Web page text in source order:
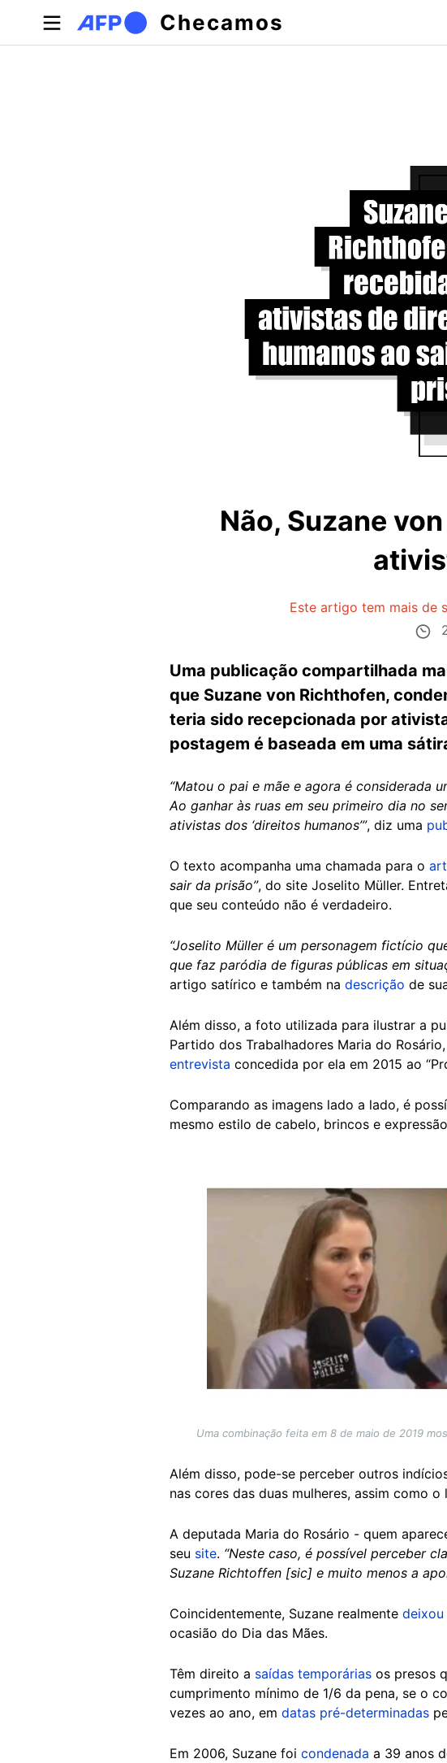
Pular para o conteúdo principal
Checamos
Abas primárias
Não, Suzane
Este artigo tem mais de
Uma publicação compartilhada
que Suzane von Richthofen,
teria sido recepcionada por
postagem é baseada em uma
“Matou o pai e mãe e agora é considerada
Ao ganhar às ruas em seu primeiro dia no
ativistas dos ‘direitos humanos’”, diz uma
O texto acompanha uma chamada para o
sair da prisão”, do site Joselito Müller.
que seu conteúdo não é verdadeiro.
“Joselito Müller é um personagem fictício
que faz paródia de figuras públicas em
artigo satírico e também na descrição de
Além disso, a foto utilizada para ilustrar a
Partido dos Trabalhadores Maria do
entrevista concedida por ela em 2015 ao
Comparando as imagens lado a lado, é
mesmo estilo de cabelo, brincos e
Image
Uma combinação feita em 8 de maio de 2019
Além disso, pode-se perceber outros
nas cores das duas mulheres, assim como
A deputada Maria do Rosário - quem
seu site. “Neste caso, é possível perceber
Suzane Richtoffen [sic] e muito menos a
Coincidentemente, Suzane realmente deixou
ocasião do Dia das Mães.
Têm direito a saídas temporárias os presos
cumprimento mínimo de 1/6 da pena, se o
vezes ao ano, em datas pré-determinadas
Em 2006, Suzane foi condenada a 39 anos